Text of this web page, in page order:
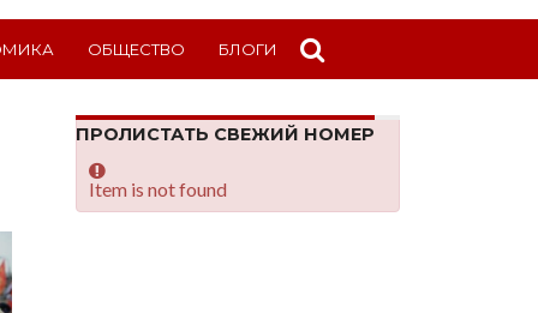
ОБЩЕСТВО БЛОГИ
ПРОЛИСТАТЬ СВЕЖИЙ НОМЕР
Item is not found